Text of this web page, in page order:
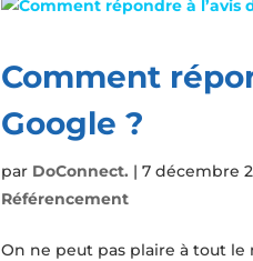
Comment
Google ?
par DoConnect. |7 décembre
Référencement
On ne peut pas plaire à tout